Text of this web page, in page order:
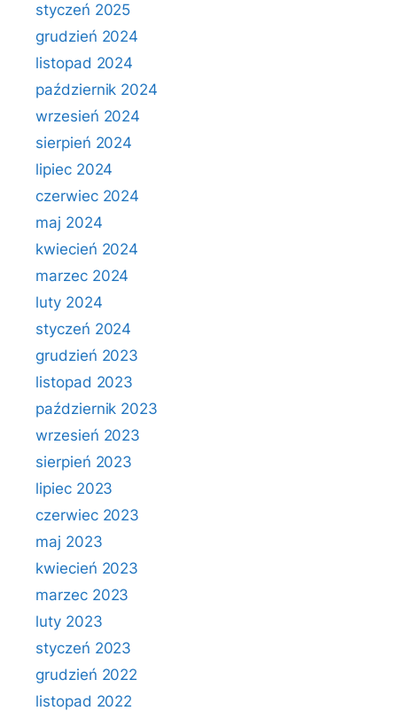
styczeń 2025
grudzień 2024
listopad 2024
październik 2024
wrzesień 2024
sierpień 2024
lipiec 2024
czerwiec 2024
maj 2024
kwiecień 2024
marzec 2024
luty 2024
styczeń 2024
grudzień 2023
listopad 2023
październik 2023
wrzesień 2023
sierpień 2023
lipiec 2023
czerwiec 2023
maj 2023
kwiecień 2023
marzec 2023
luty 2023
styczeń 2023
grudzień 2022
listopad 2022